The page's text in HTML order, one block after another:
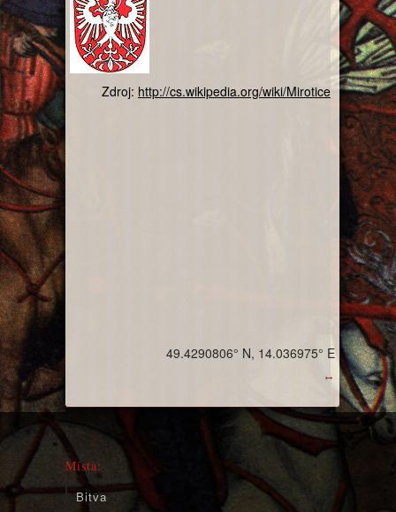
Zdroj: http://cs.wikipedia.org/wiki/Mirotice
↔
49.4290806° N, 14.036975° E
Místa:
Bitva